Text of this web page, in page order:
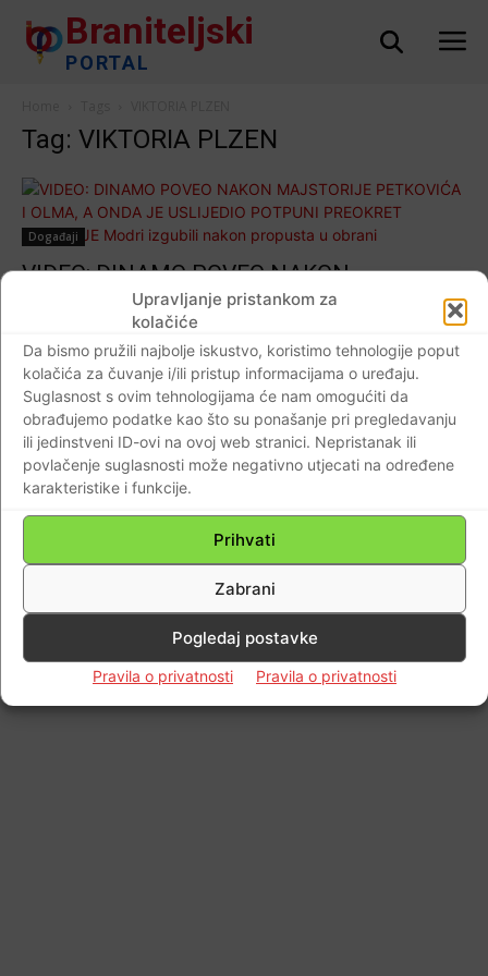
Upravljanje pristankom za
kolačiće
Da bismo pružili najbolje iskustvo, koristimo tehnologije poput
kolačića za čuvanje i/ili pristup informacijama o uređaju.
Suglasnost s ovim tehnologijama će nam omogućiti da
obrađujemo podatke kao što su ponašanje pri pregledavanju
ili jedinstveni ID-ovi na ovoj web stranici. Nepristanak ili
povlačenje suglasnosti može negativno utjecati na određene
karakteristike i funkcije.
Prihvati
Zabrani
Pogledaj postavke
Pravila o privatnosti Pravila o privatnosti
Braniteljski
PORTAL
Tag: VIKTORIA PLZEN
Događaji
VIDEO: DINAMO POVEO NAKON
MAJSTORIJE PETKOVIĆA I OLMA, A
ONDA JE USLIJEDIO POTPUNI PREOKRET
VIKTORIJE Modri izgubili nakon propusta u
obrani
Braniteljski portal 14.02.2019
Impressum Kontaktirajte nas Pravila o privatnosti
© Newspaper WordPress Theme by TagDiv